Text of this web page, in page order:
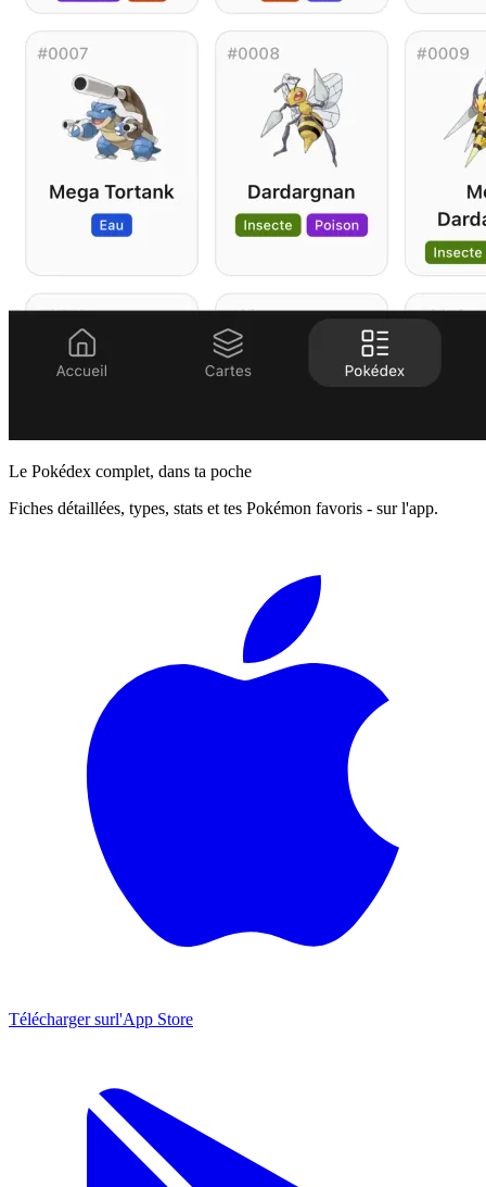
Le Pokédex complet, dans ta poche
Fiches détaillées, types, stats et tes Pokémon favoris - sur l'app.
Télécharger surl'App Store